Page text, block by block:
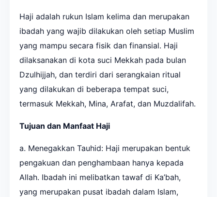
Haji adalah rukun Islam kelima dan merupakan
ibadah yang wajib dilakukan oleh setiap Muslim
yang mampu secara fisik dan finansial. Haji
dilaksanakan di kota suci Mekkah pada bulan
Dzulhijjah, dan terdiri dari serangkaian ritual
yang dilakukan di beberapa tempat suci,
termasuk Mekkah, Mina, Arafat, dan Muzdalifah.
Tujuan dan Manfaat Haji
a. Menegakkan Tauhid: Haji merupakan bentuk
pengakuan dan penghambaan hanya kepada
Allah. Ibadah ini melibatkan tawaf di Ka’bah,
yang merupakan pusat ibadah dalam Islam,